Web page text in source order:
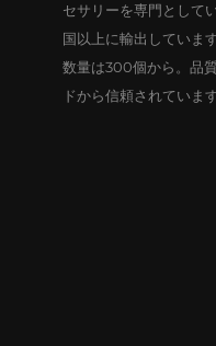
セサリーを専門として
国以上に輸出していま
数量は300個から。品
ドから信頼されています